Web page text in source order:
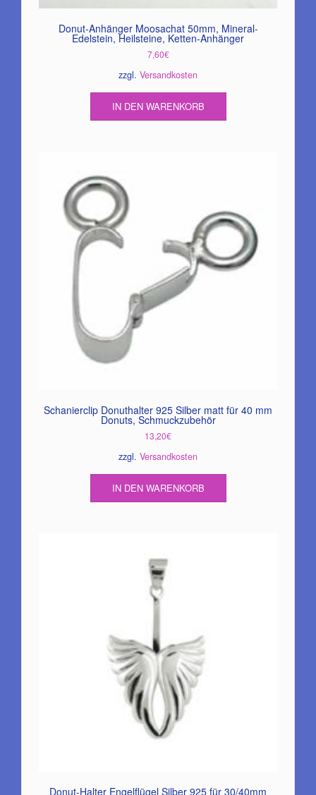
Donut-Anhänger Moosachat 50mm, Mineral-
Edelstein, Heilsteine, Ketten-Anhänger
7,60€
zzgl. Versandkosten
IN DEN WARENKORB
Schanierclip Donuthalter 925 Silber matt für 40 mm
Donuts, Schmuckzubehör
13,20€
zzgl. Versandkosten
IN DEN WARENKORB
Donut-Halter Engelflügel Silber 925 für 30/40mm